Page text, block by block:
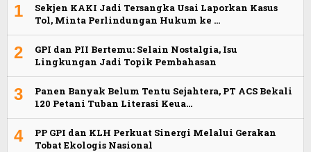
1
Sekjen KAKI Jadi Tersangka Usai Laporkan Kasus
Tol, Minta Perlindungan Hukum ke …
2
GPI dan PII Bertemu: Selain Nostalgia, Isu
Lingkungan Jadi Topik Pembahasan
3
Panen Banyak Belum Tentu Sejahtera, PT ACS Bekali
120 Petani Tuban Literasi Keua…
4
PP GPI dan KLH Perkuat Sinergi Melalui Gerakan
Tobat Ekologis Nasional